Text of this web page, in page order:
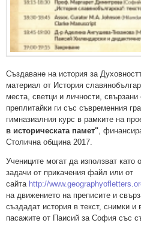
Създаване на история за
материал от История
места, светци и личности,
преплитайки ги със съвременния
гимназиалния курс в рамките на
в историческата памет" ,
Столична община 2017.
Учениците могат да използват като
задачи от прикачения файл или от
сайта http://
на движението на преписите и
създадат история в текст, снимки и
пасажите от Паисий за София със